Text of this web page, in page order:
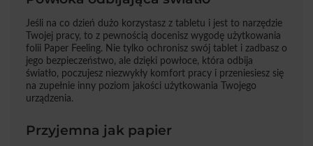
Jeśli na co dzień dużo korzystasz z tabletu i jest to narzędzie
Twojej pracy, to z pewnością docenisz wygodę użytkowania
folii Paper Feeling. Nie tylko ochronisz swój tablet i zadbasz o
jego bezpieczeństwo, ale dzięki powłoce, która odbija
światło, poczujesz niezwykły komfort pracy i przeniesiesz się
na zupełnie inny poziom jakości użytkowania Twojego
urządzenia.
Przyjemna jak papier